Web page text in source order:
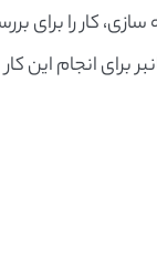
سازی، کار را برای
برای انجام این